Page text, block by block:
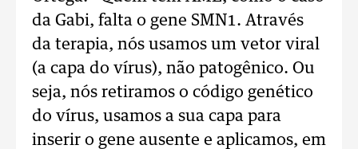
da Gabi, falta o gene SMN1. Através
da terapia, nós usamos um vetor viral
(a capa do vírus), não patogênico. Ou
seja, nós retiramos o código genético
do vírus, usamos a sua capa para
inserir o gene ausente e aplicamos, em